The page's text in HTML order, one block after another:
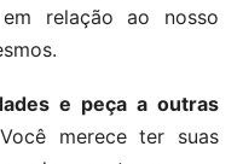
relação ao nosso
e peça a outras
Você merece ter suas